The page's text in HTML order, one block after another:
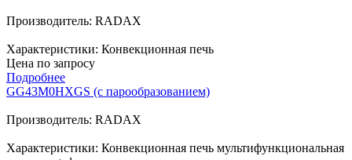
Производитель: RADAX
Характеристики: Конвекционная печь
Цена по запросу
Подробнее
GG43M0HXGS (с парообразованием)
Производитель: RADAX
Характеристики: Конвекционная печь мультифункциональная